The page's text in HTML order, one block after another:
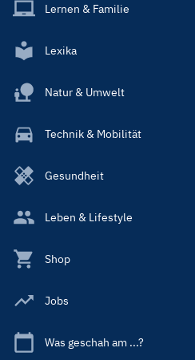
Lernen & Familie
Lexika
Natur & Umwelt
Technik & Mobilität
Gesundheit
Leben & Lifestyle
Shop
Jobs
Was geschah am ...?